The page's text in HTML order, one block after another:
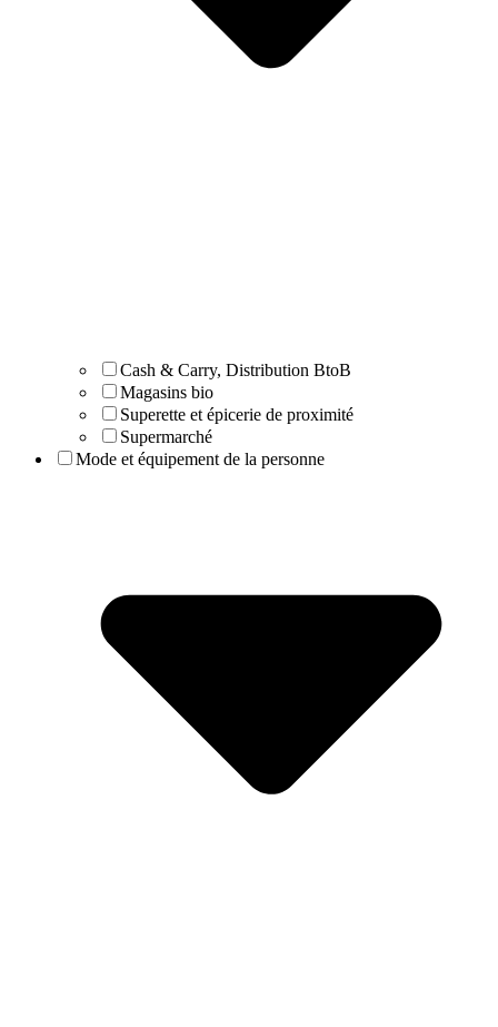
Cash & Carry, Distribution BtoB
Magasins bio
Superette et épicerie de proximité
Supermarché
Mode et équipement de la personne